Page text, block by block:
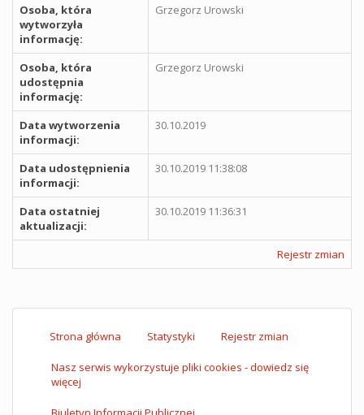
Osoba, która
wytworzyła
informację:
Grzegorz Urowski
Osoba, która
udostępnia
informację:
Grzegorz Urowski
Data wytworzenia
informacji:
30.10.2019
Data udostępnienia
informacji:
30.10.2019 11:38:08
Data ostatniej
aktualizacji:
30.10.2019 11:36:31
Rejestr zmian
Strona główna Statystyki Rejestr zmian
Nasz serwis wykorzystuje pliki cookies - dowiedz się
więcej